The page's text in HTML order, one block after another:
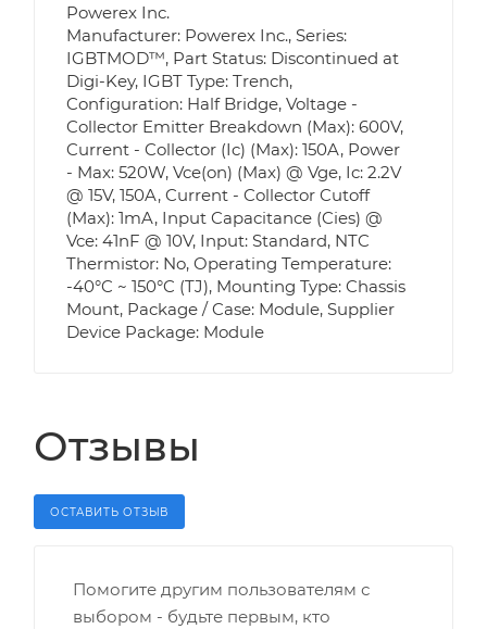
Powerex Inc.
Manufacturer: Powerex Inc., Series:
IGBTMOD™, Part Status: Discontinued at
Digi-Key, IGBT Type: Trench,
Configuration: Half Bridge, Voltage -
Collector Emitter Breakdown (Max): 600V,
Current - Collector (Ic) (Max): 150A, Power
- Max: 520W, Vce(on) (Max) @ Vge, Ic: 2.2V
@ 15V, 150A, Current - Collector Cutoff
(Max): 1mA, Input Capacitance (Cies) @
Vce: 41nF @ 10V, Input: Standard, NTC
Thermistor: No, Operating Temperature:
-40°C ~ 150°C (TJ), Mounting Type: Chassis
Mount, Package / Case: Module, Supplier
Device Package: Module
Отзывы
ОСТАВИТЬ ОТЗЫВ
Помогите другим пользователям с
выбором - будьте первым, кто